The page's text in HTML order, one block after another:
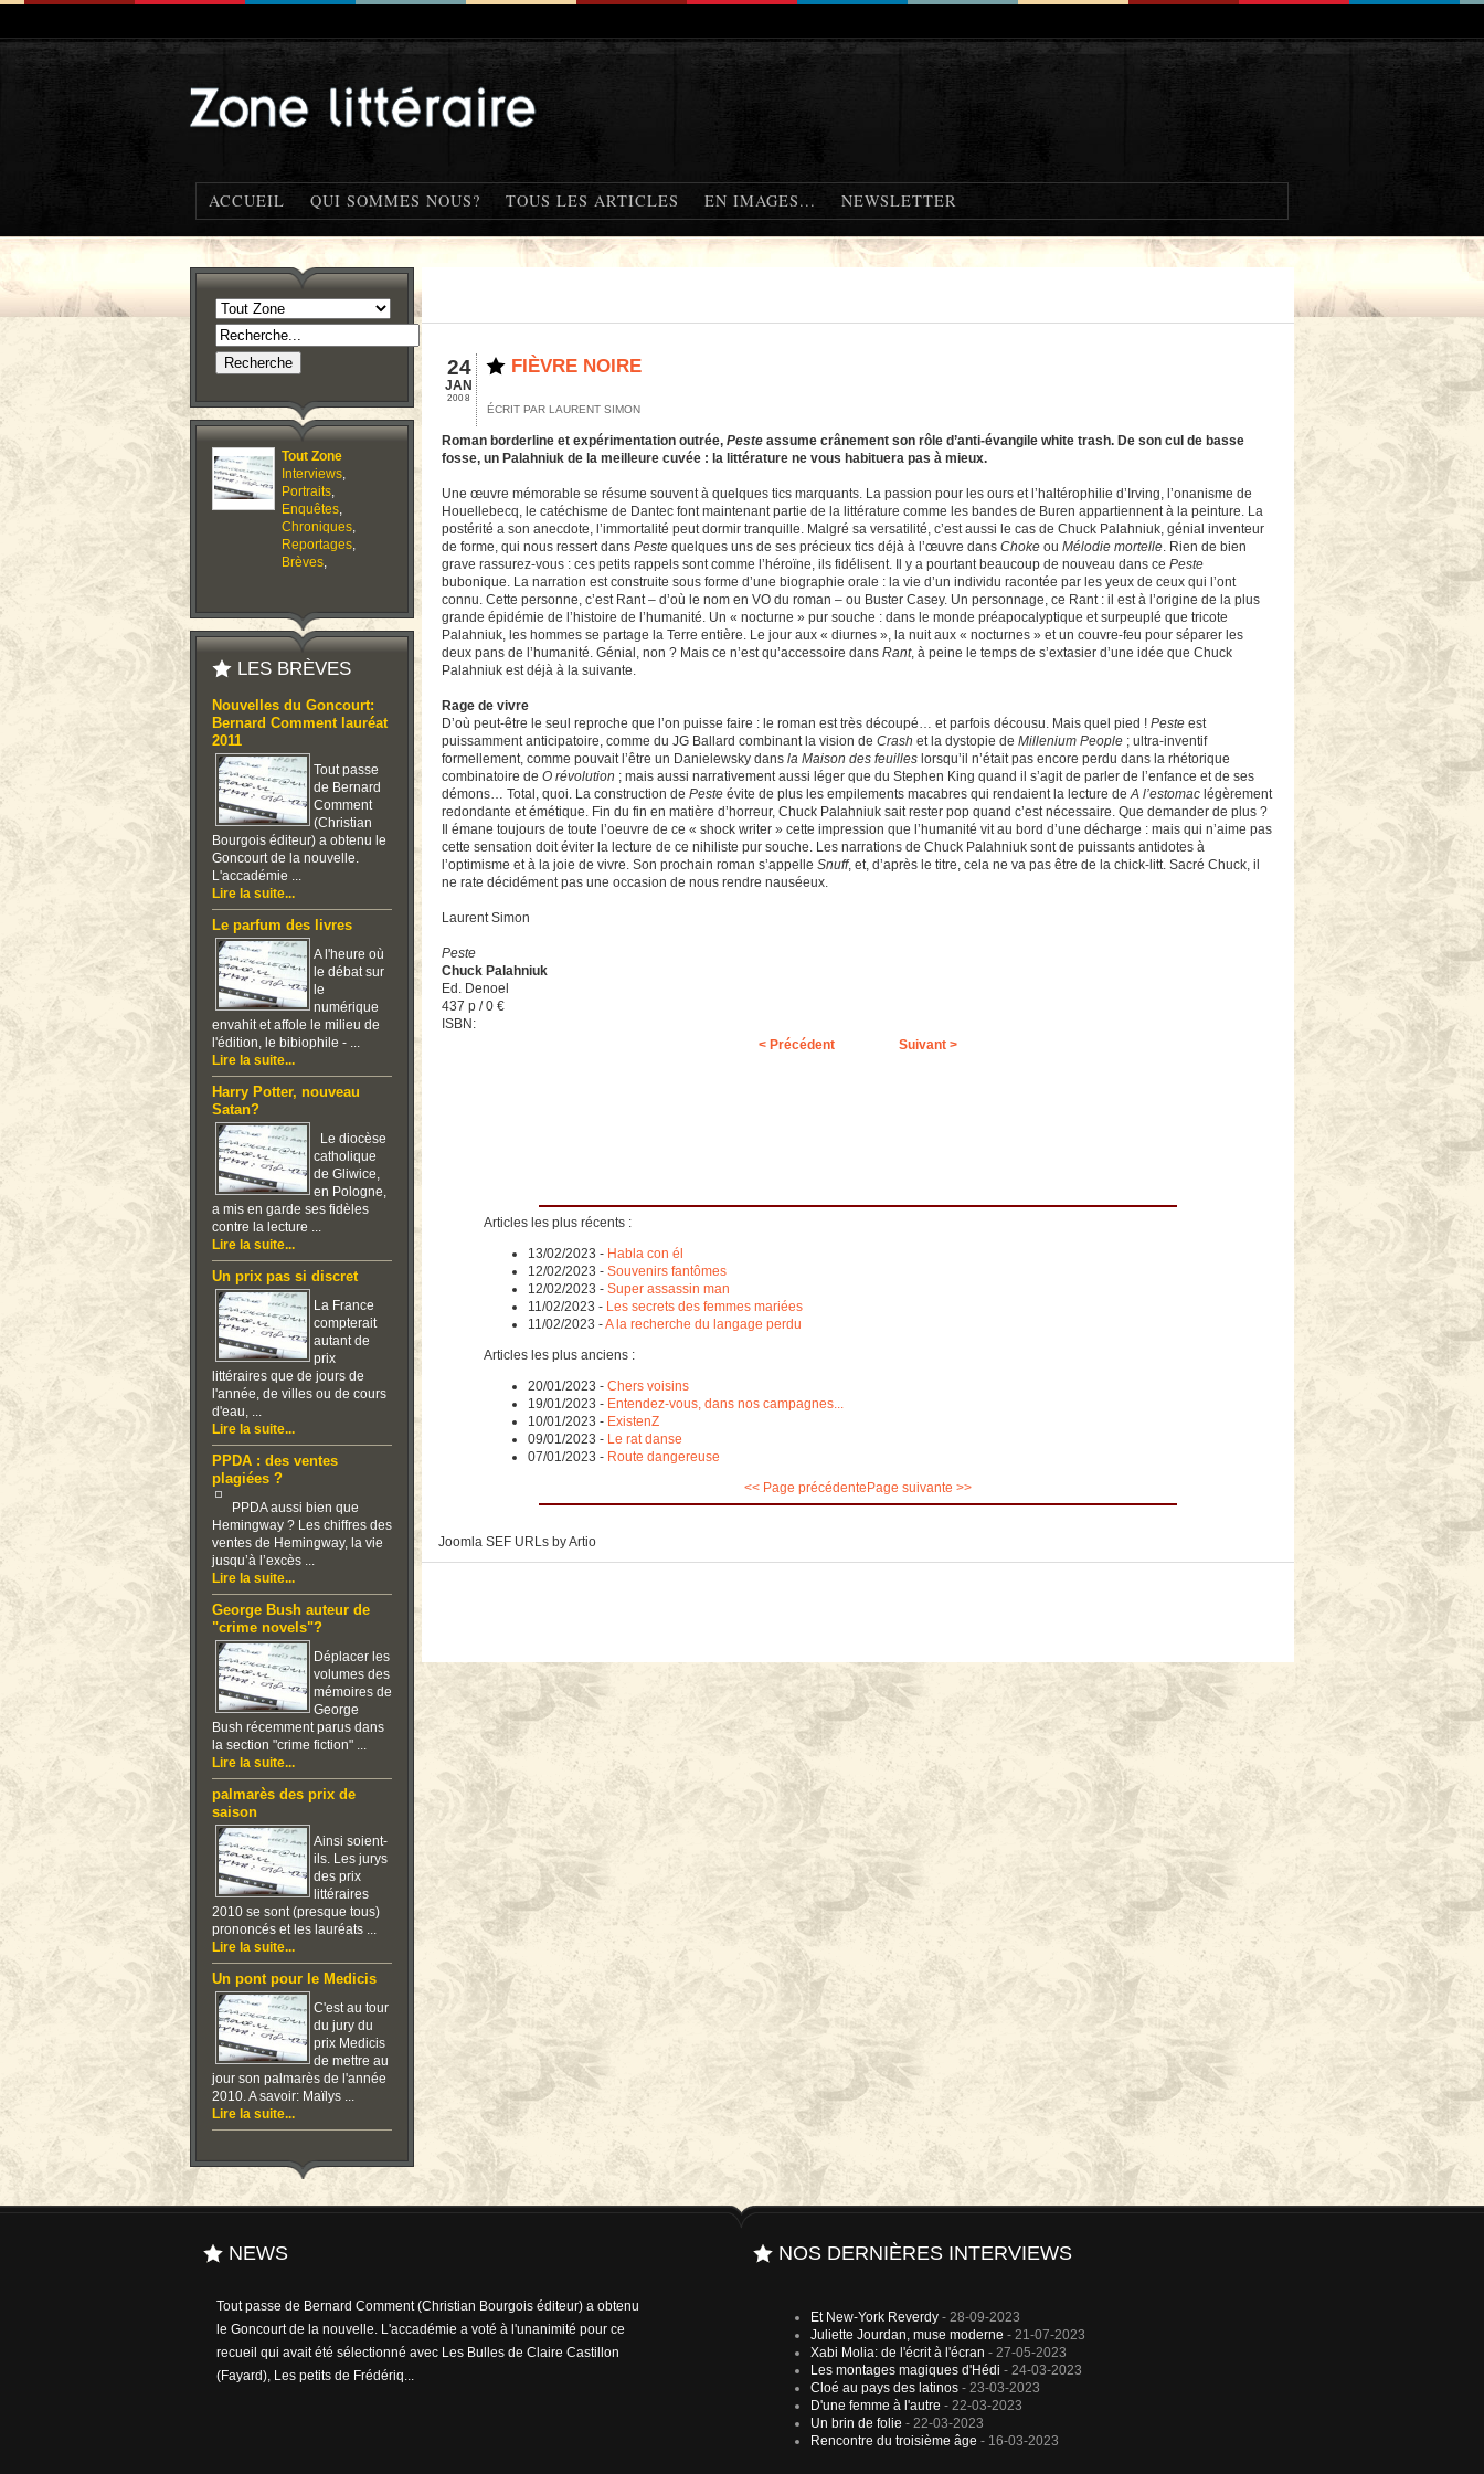
ACCUEIL QUI SOMMES NOUS? TOUS LES ARTICLES EN IMAGES... NEWSLETTER
Tout Zone
Interviews,
Portraits,
Enquêtes,
Chroniques,
Reportages,
Brèves,
LES BRÈVES
Nouvelles du Goncourt:
Bernard Comment lauréat
2011
Tout passe
de Bernard
Comment
(Christian
Bourgois éditeur) a obtenu le
Goncourt de la nouvelle.
L'accadémie ...
Lire la suite...
Le parfum des livres
A l'heure où
le débat sur
le
numérique
envahit et affole le milieu de
l'édition, le bibiophile - ...
Lire la suite...
Harry Potter, nouveau
Satan?
Le diocèse
catholique
de Gliwice,
en Pologne,
a mis en garde ses fidèles
contre la lecture ...
Lire la suite...
Un prix pas si discret
La France
compterait
autant de
prix
littéraires que de jours de
l'année, de villes ou de cours
d'eau, ...
Lire la suite...
PPDA : des ventes
plagiées ?
PPDA aussi bien que
Hemingway ? Les chiffres des
ventes de Hemingway, la vie
jusqu’à l’excès ...
Lire la suite...
George Bush auteur de
"crime novels"?
Déplacer les
volumes des
mémoires de
George
Bush récemment parus dans
la section "crime fiction" ...
Lire la suite...
palmarès des prix de
saison
Ainsi soient-
ils. Les jurys
des prix
littéraires
2010 se sont (presque tous)
prononcés et les lauréats ...
Lire la suite...
Un pont pour le Medicis
C'est au tour
du jury du
prix Medicis
de mettre au
jour son palmarès de l'année
2010. A savoir: Maïlys ...
Lire la suite...
24
JAN
2008
FIÈVRE NOIRE
ÉCRIT PAR LAURENT SIMON
Roman borderline et expérimentation outrée, Peste assume crânement son rôle d’anti-évangile white trash. De son cul de basse
fosse, un Palahniuk de la meilleure cuvée : la littérature ne vous habituera pas à mieux.
Une œuvre mémorable se résume souvent à quelques tics marquants. La passion pour les ours et l’haltérophilie d’Irving, l’onanisme de
Houellebecq, le catéchisme de Dantec font maintenant partie de la littérature comme les bandes de Buren appartiennent à la peinture. La
postérité a son anecdote, l’immortalité peut dormir tranquille. Malgré sa versatilité, c’est aussi le cas de Chuck Palahniuk, génial inventeur
de forme, qui nous ressert dans Peste quelques uns de ses précieux tics déjà à l’œuvre dans Choke ou Mélodie mortelle. Rien de bien
grave rassurez-vous : ces petits rappels sont comme l’héroïne, ils fidélisent. Il y a pourtant beaucoup de nouveau dans ce Peste
bubonique. La narration est construite sous forme d’une biographie orale : la vie d’un individu racontée par les yeux de ceux qui l’ont
connu. Cette personne, c’est Rant – d’où le nom en VO du roman – ou Buster Casey. Un personnage, ce Rant : il est à l’origine de la plus
grande épidémie de l’histoire de l’humanité. Un « nocturne » pur souche : dans le monde préapocalyptique et surpeuplé que tricote
Palahniuk, les hommes se partage la Terre entière. Le jour aux « diurnes », la nuit aux « nocturnes » et un couvre-feu pour séparer les
deux pans de l’humanité. Génial, non ? Mais ce n’est qu’accessoire dans Rant, à peine le temps de s’extasier d’une idée que Chuck
Palahniuk est déjà à la suivante.
Rage de vivre
D’où peut-être le seul reproche que l’on puisse faire : le roman est très découpé… et parfois décousu. Mais quel pied ! Peste est
puissamment anticipatoire, comme du JG Ballard combinant la vision de Crash et la dystopie de Millenium People ; ultra-inventif
formellement, comme pouvait l’être un Danielewsky dans la Maison des feuilles lorsqu’il n’était pas encore perdu dans la rhétorique
combinatoire de O révolution ; mais aussi narrativement aussi léger que du Stephen King quand il s’agit de parler de l’enfance et de ses
démons… Total, quoi. La construction de Peste évite de plus les empilements macabres qui rendaient la lecture deA l’estomac légèrement
redondante et émétique. Fin du fin en matière d’horreur, Chuck Palahniuk sait rester pop quand c’est nécessaire. Que demander de plus ?
Il émane toujours de toute l’oeuvre de ce « shock writer » cette impression que l’humanité vit au bord d’une décharge : mais qui n’aime pas
cette sensation doit éviter la lecture de ce nihiliste pur souche. Les narrations de Chuck Palahniuk sont de puissants antidotes à
l’optimisme et à la joie de vivre. Son prochain roman s’appelle Snuff, et, d’après le titre, cela ne va pas être de la chick-litt. Sacré Chuck, il
ne rate décidément pas une occasion de nous rendre nauséeux.
Laurent Simon
Peste
Chuck Palahniuk
Ed. Denoel
437 p / 0 €
ISBN:
< Précédent
Suivant >
Articles les plus récents :
13/02/2023 - Habla con él
12/02/2023 - Souvenirs fantômes
12/02/2023 - Super assassin man
11/02/2023 - Les secrets des femmes mariées
11/02/2023 -A la recherche du langage perdu
Articles les plus anciens :
20/01/2023 - Chers voisins
19/01/2023 - Entendez-vous, dans nos campagnes...
10/01/2023 - ExistenZ
09/01/2023 - Le rat danse
07/01/2023 - Route dangereuse
<< Page précédente Page suivante >>
Joomla SEF URLs by Artio
NEWS
Tout passe de Bernard Comment (Christian Bourgois éditeur) a obtenu
le Goncourt de la nouvelle. L'accadémie a voté à l'unanimité pour ce
recueil qui avait été sélectionné avec Les Bulles de Claire Castillon
(Fayard), Les petits de Frédériq...
NOS DERNIÈRES INTERVIEWS
Et New-York Reverdy - 28-09-2023
Juliette Jourdan, muse moderne - 21-07-2023
Xabi Molia: de l'écrit à l'écran - 27-05-2023
Les montages magiques d'Hédi - 24-03-2023
Cloé au pays des latinos - 23-03-2023
D'une femme à l'autre - 22-03-2023
Un brin de folie - 22-03-2023
Rencontre du troisième âge - 16-03-2023